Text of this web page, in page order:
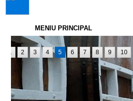
MENIU PRINCIPAL
1 2 3 4 5 6 7 8 9 10